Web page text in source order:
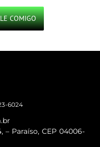
COMIGO
6024
– Paraíso, CEP 04006-